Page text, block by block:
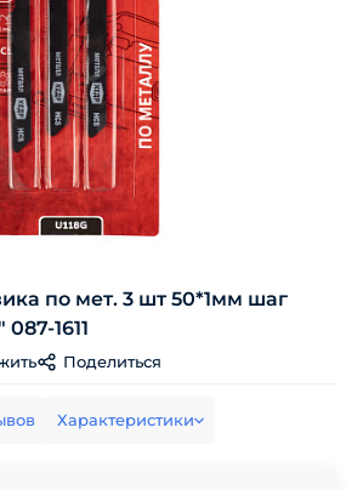
по мет. 3 шт 50*1мм шаг
1611
Поделиться
Характеристики